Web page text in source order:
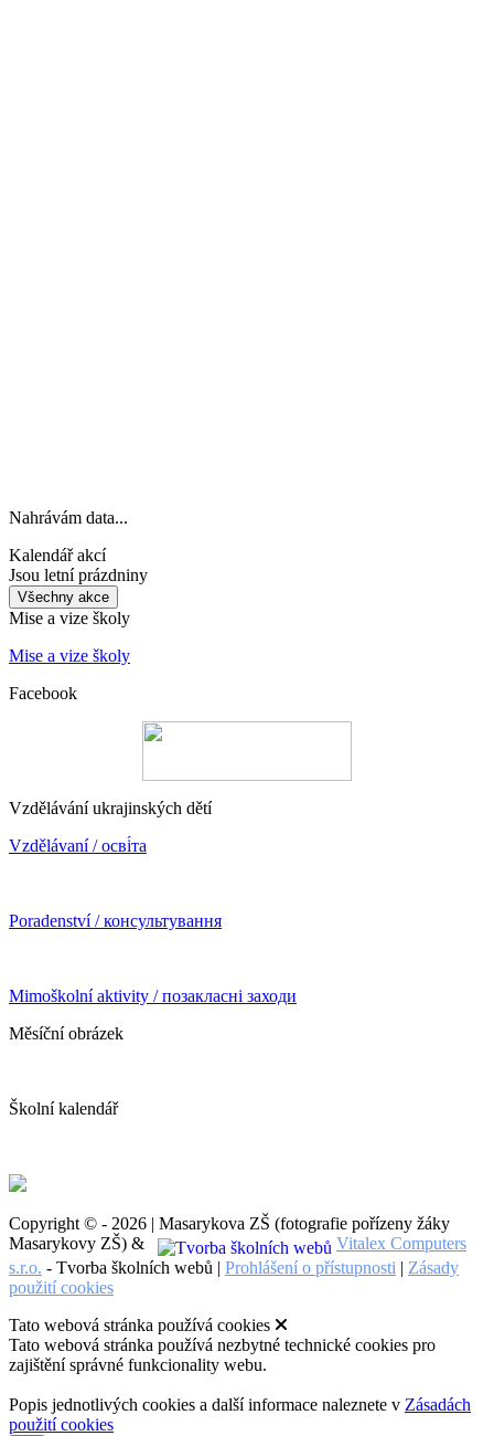
Nahrávám data...
Kalendář akcí
Jsou letní prázdniny
Všechny akce
Mise a vize školy
Mise a vize školy
Facebook
Vzdělávání ukrajinských dětí
Vzdělávaní / осві́та
Poradenství / консультування
Mimoškolní aktivity / позакласні заходи
Měsíční obrázek
Školní kalendář
Copyright © - 2026 | Masarykova ZŠ (fotografie pořízeny žáky
Masarykovy ZŠ) &
Vitalex Computers
s.r.o. - Tvorba školních webů | Prohlášení o přístupnosti | Zásady
použití cookies
Tato webová stránka používá cookies
Tato webová stránka používá nezbytné technické cookies pro
zajištění správné funkcionality webu.
Popis jednotlivých cookies a další informace naleznete v Zásadách
použití cookies